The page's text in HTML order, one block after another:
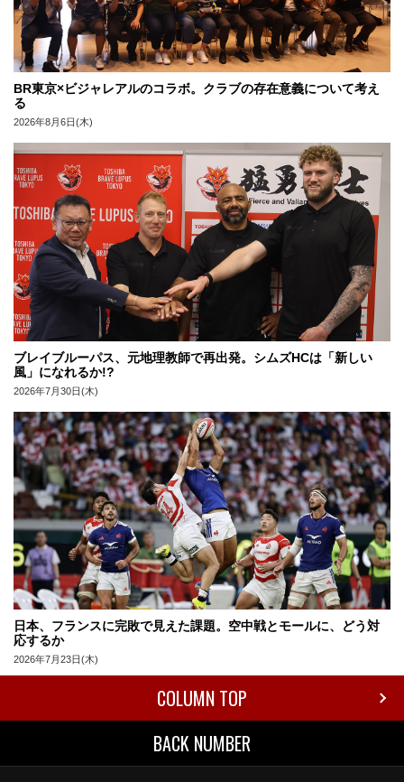
BR東京×ビジャレアルのコラボ。クラブの存在意義について考え
る
2026年8月6日(木)
ブレイブルーパス、元地理教師で再出発。シムズHCは「新しい
風」になれるか!?
2026年7月30日(木)
日本、フランスに完敗で見えた課題。空中戦とモールに、どう対
応するか
2026年7月23日(木)
COLUMN TOP
BACK NUMBER